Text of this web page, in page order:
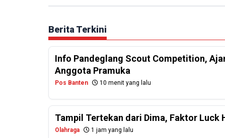
Berita Terkini
Info Pandeglang Scout Competition,
Anggota Pramuka
Pos Banten 10 menit yang lalu
Tampil Tertekan dari Dima, Faktor Luck
Olahraga 1 jam yang lalu